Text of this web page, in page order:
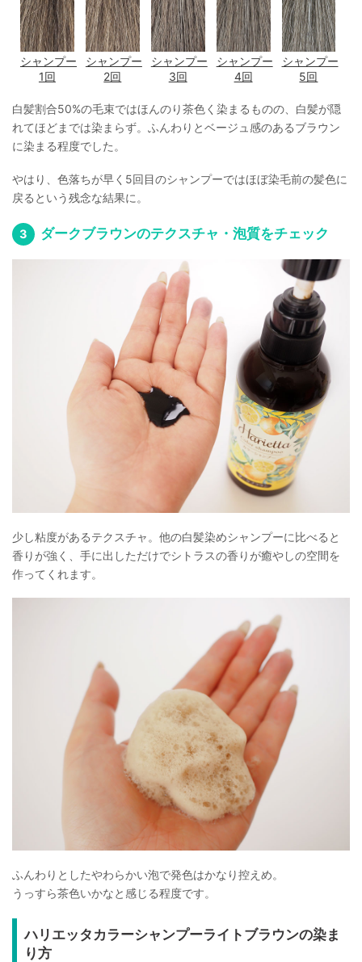
シャンプー
1回
シャンプー
2回
シャンプー
3回
シャンプー
4回
シャンプー
5回
白髪割合50%の毛束ではほんのり茶色く染まるものの、白髪が隠
れてほどまでは染まらず。ふんわりとベージュ感のあるブラウン
に染まる程度でした。
やはり、色落ちが早く5回目のシャンプーではほぼ染毛前の髪色に
戻るという残念な結果に。
ダークブラウンのテクスチャ・泡質をチェック
少し粘度があるテクスチャ。他の白髪染めシャンプーに比べると
香りが強く、手に出しただけでシトラスの香りが癒やしの空間を
作ってくれます。
ふんわりとしたやわらかい泡で発色はかなり控えめ。
うっすら茶色いかなと感じる程度です。
ハリエッタカラーシャンプーライトブラウンの染ま
り方